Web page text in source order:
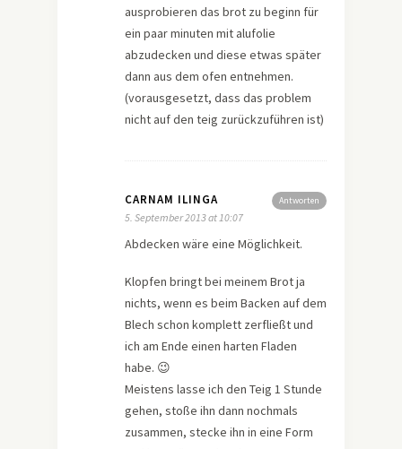
ausprobieren das brot zu beginn für
ein paar minuten mit alufolie
abzudecken und diese etwas später
dann aus dem ofen entnehmen.
(vorausgesetzt, dass das problem
nicht auf den teig zurückzuführen ist)
Antworten
CARNAM ILINGA
5. September 2013 at 10:07
Abdecken wäre eine Möglichkeit.
Klopfen bringt bei meinem Brot ja
nichts, wenn es beim Backen auf dem
Blech schon komplett zerfließt und
ich am Ende einen harten Fladen
habe. 😉
Meistens lasse ich den Teig 1 Stunde
gehen, stoße ihn dann nochmals
zusammen, stecke ihn in eine Form